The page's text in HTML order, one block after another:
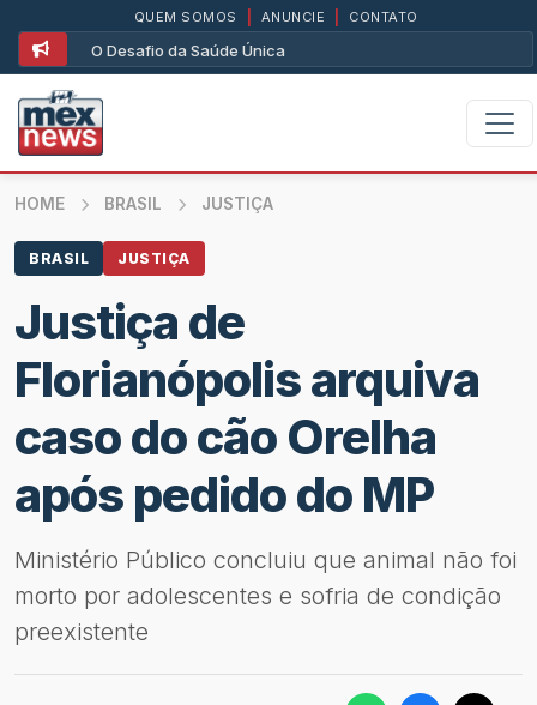
O Desafio da Saúde Única
QUEM SOMOS ANUNCIE CONTATO
HOME BRASIL JUSTIÇA
BRASIL JUSTIÇA
Justiça de
Florianópolis arquiva
caso do cão Orelha
após pedido do MP
Ministério Público concluiu que animal não foi
morto por adolescentes e sofria de condição
preexistente